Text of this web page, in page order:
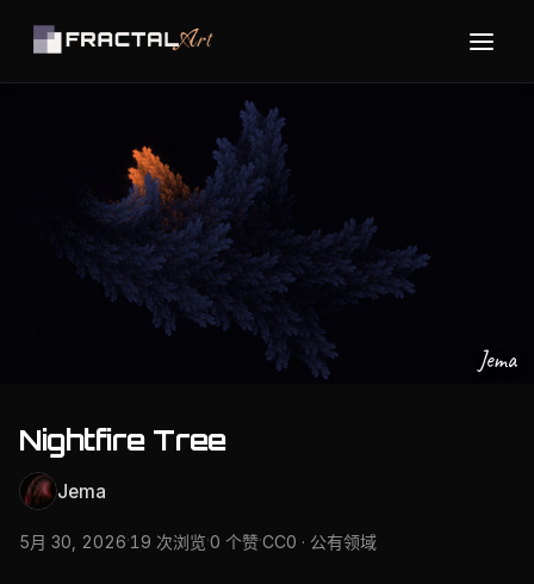
Jema
Nightfire Tree
Jema
5月 30, 2026·19 次浏览·0 个赞·CC0 · 公有领域